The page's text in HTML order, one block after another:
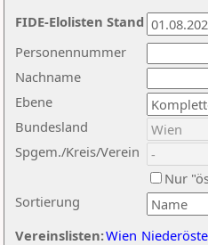
Nachname
Ebene
Sortierung
Personennummer
Bundesland
Spgem./Kreis/Verein
Nur
Vereinslisten:Wien
FIDE-Elolisten Stand